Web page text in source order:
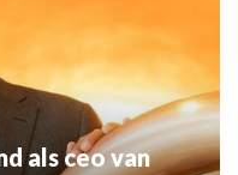
als ceo van